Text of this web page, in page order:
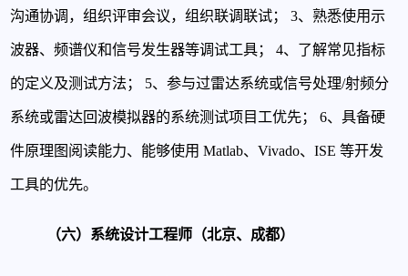
沟通协调，组织评审会议，组织联调联试；3、熟悉使用示
波器、频谱仪和信号发生器等调试工具；4、了解常见指标
的定义及测试方法； 5、参与过雷达系统或信号处理/射频分
系统或雷达回波模拟器的系统测试项目工优先；6、具备硬
件原理图阅读能力、能够使用 Matlab、Vivado、ISE 等开发
工具的优先。
（六）系统设计工程师（北京、成都）